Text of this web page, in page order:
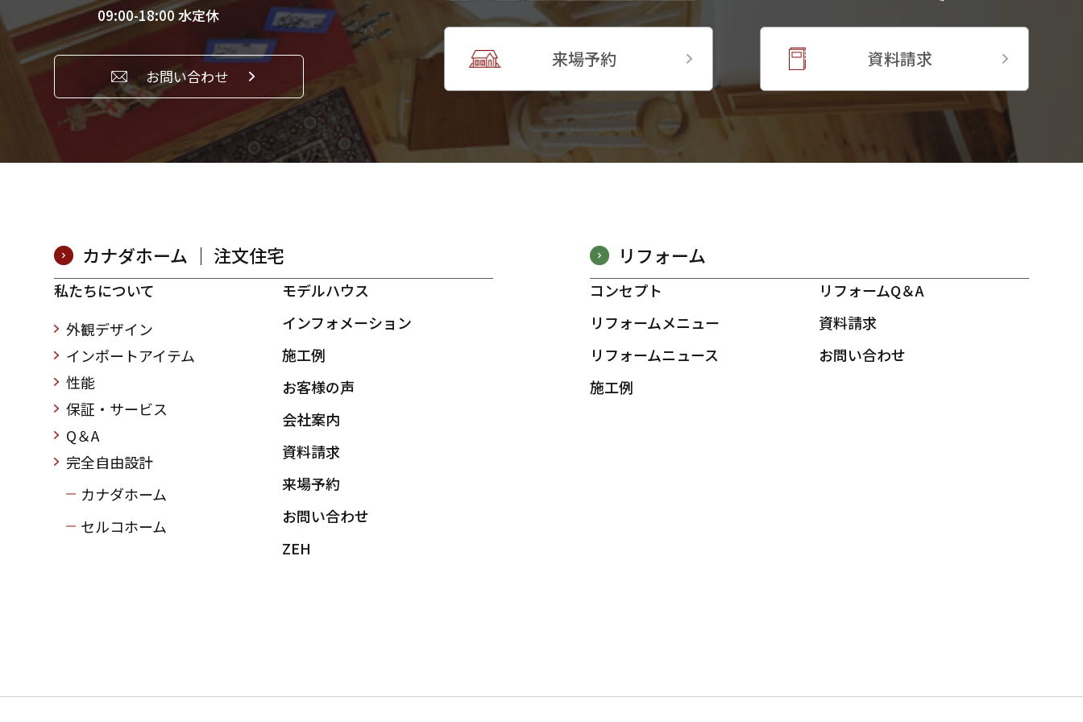
09:00-18:00 水定休
お問い合わせ
来場予約 資料請求
カナダホーム ｜ 注文住宅
私たちについて
外観デザイン
インポートアイテム
性能
保証・サービス
Q＆A
完全自由設計
カナダホーム
セルコホーム
モデルハウス
インフォメーション
施工例
お客様の声
会社案内
資料請求
来場予約
お問い合わせ
ZEH
リフォーム
コンセプト
リフォームメニュー
リフォームニュース
施工例
リフォームQ＆A
資料請求
お問い合わせ